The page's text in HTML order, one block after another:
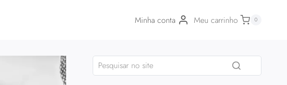
Minha conta Meu carrinho 0